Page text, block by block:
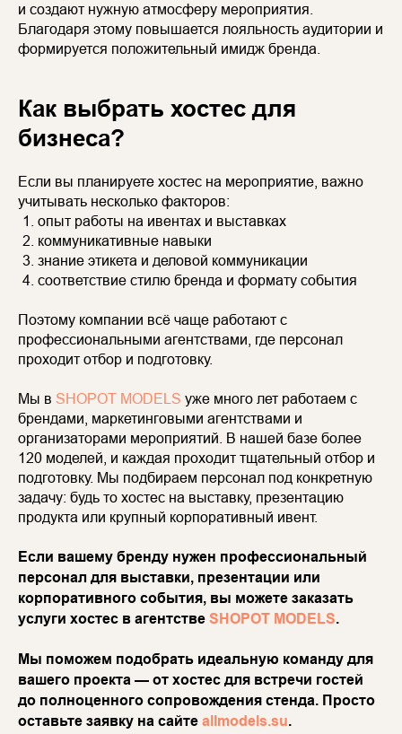
и создают нужную атмосферу мероприятия.
Благодаря этому повышается лояльность аудитории и
формируется положительный имидж бренда.
Как выбрать хостес для
бизнеса?
Если вы планируете хостес на мероприятие, важно
учитывать несколько факторов:
опыт работы на ивентах и выставках
коммуникативные навыки
знание этикета и деловой коммуникации
соответствие стилю бренда и формату события
Поэтому компании всё чаще работают с
профессиональными агентствами, где персонал
проходит отбор и подготовку.
Мы в SHOPOT MODELS уже много лет работаем с
брендами, маркетинговыми агентствами и
организаторами мероприятий. В нашей базе более
120 моделей, и каждая проходит тщательный отбор и
подготовку. Мы подбираем персонал под конкретную
задачу: будь то хостес на выставку, презентацию
продукта или крупный корпоративный ивент.
Если вашему бренду нужен профессиональный
персонал для выставки, презентации или
корпоративного события, вы можете заказать
услуги хостес в агентстве SHOPOT MODELS.
Мы поможем подобрать идеальную команду для
вашего проекта — от хостес для встречи гостей
до полноценного сопровождения стенда. Просто
оставьте заявку на сайте allmodels.su.